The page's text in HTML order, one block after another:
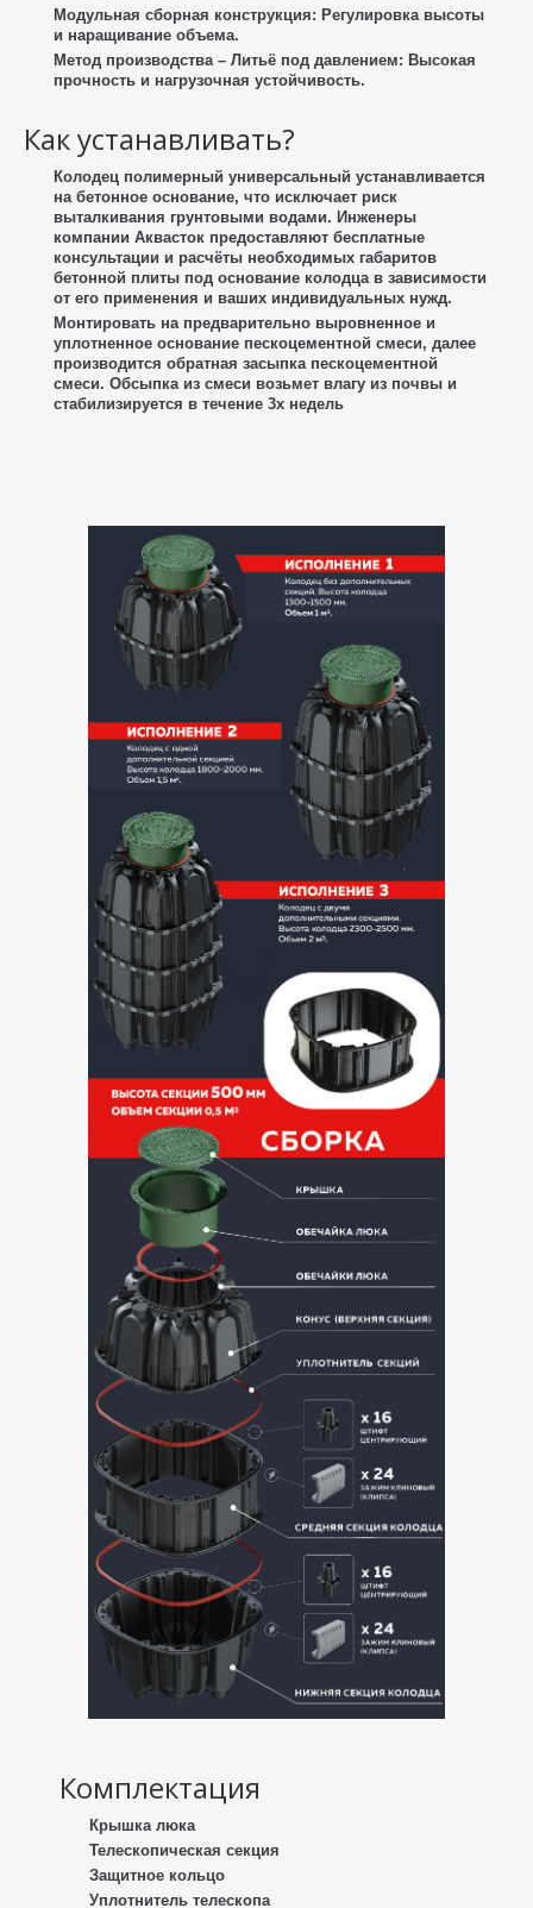
Модульная сборная конструкция: Регулировка высоты
и наращивание объема.
Метод производства – Литьё под давлением: Высокая
прочность и нагрузочная устойчивость.
Как устанавливать?
Колодец полимерный универсальный устанавливается
на бетонное основание, что исключает риск
выталкивания грунтовыми водами. Инженеры
компании Аквасток предоставляют бесплатные
консультации и расчёты необходимых габаритов
бетонной плиты под основание колодца в зависимости
от его применения и ваших индивидуальных нужд.
Монтировать на предварительно выровненное и
уплотненное основание пескоцементной смеси, далее
производится обратная засыпка пескоцементной
смеси. Обсыпка из смеси возьмет влагу из почвы и
стабилизируется в течение 3х недель
Комплектация
Крышка люка
Телескопическая секция
Защитное кольцо
Уплотнитель телескопа